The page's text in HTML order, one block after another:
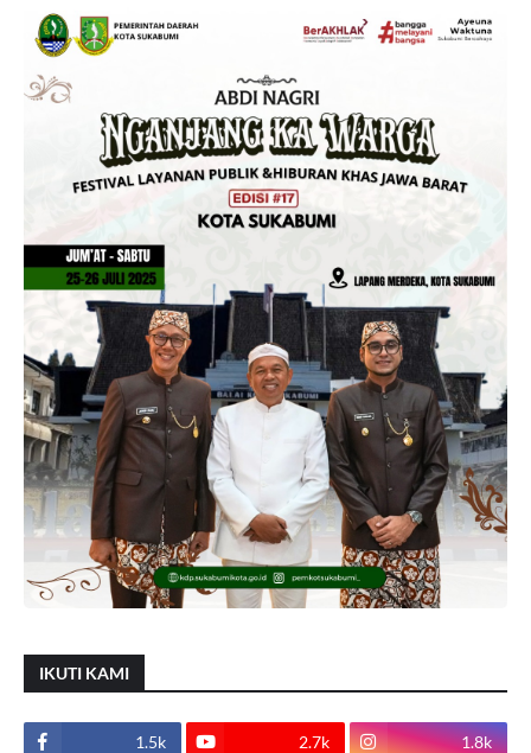
IKUTI KAMI
1.5k 2.7k 1.8k